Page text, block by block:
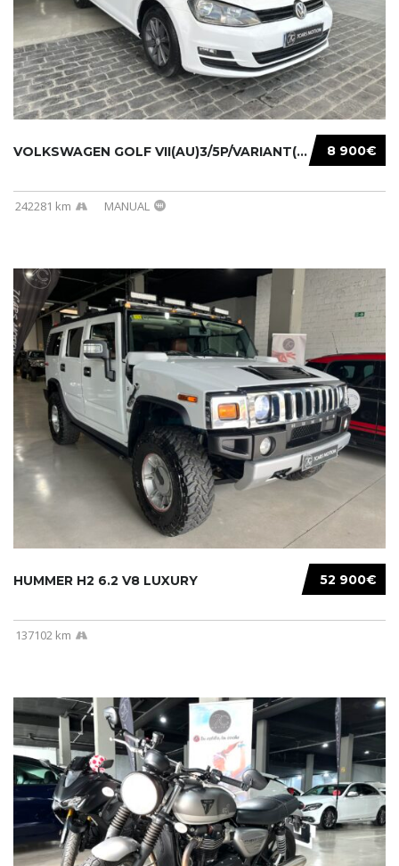
8 900€
VOLKSWAGEN GOLF VII(AU)3/5P/VARIANT(12-16 20...
242281 km MANUAL
52 900€
HUMMER H2 6.2 V8 LUXURY
137102 km